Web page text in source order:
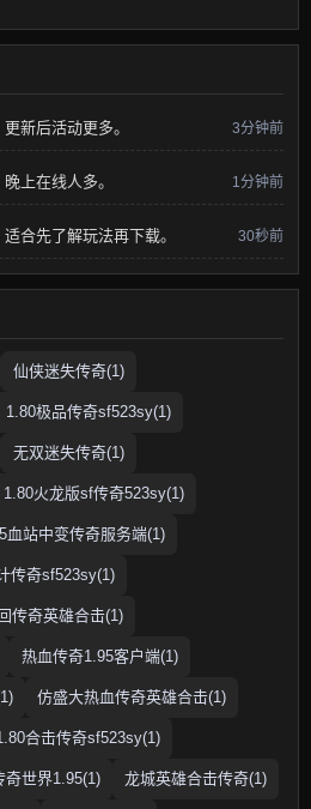
新后活动更多。 3分钟前
上在线人多。 1分钟前
合先了解玩法再下载。 30秒前
仙侠迷失传奇(1)
1.80极品传奇sf523sy(1)
无双迷失传奇(1)
1.80火龙版sf传奇523sy(1)
血站中变传奇服务端(1)
传奇sf523sy(1)
传奇英雄合击(1)
热血传奇1.95客户端(1)
仿盛大热血传奇英雄合击(1)
合击传奇sf523sy(1)
奇世界1.95(1) 龙城英雄合击传奇(1)